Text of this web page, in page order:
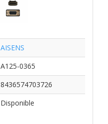
AISENS
A125-0365
8436574703726
Disponible